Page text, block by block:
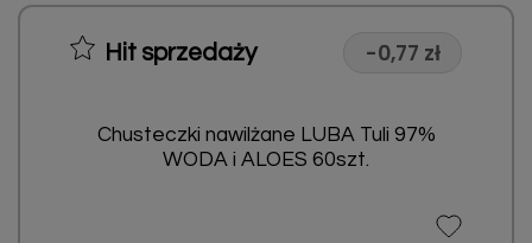
Hit sprzedaży -0,77 zł
Chusteczki nawilżane LUBA Tuli 97%
WODA i ALOES 60szt.